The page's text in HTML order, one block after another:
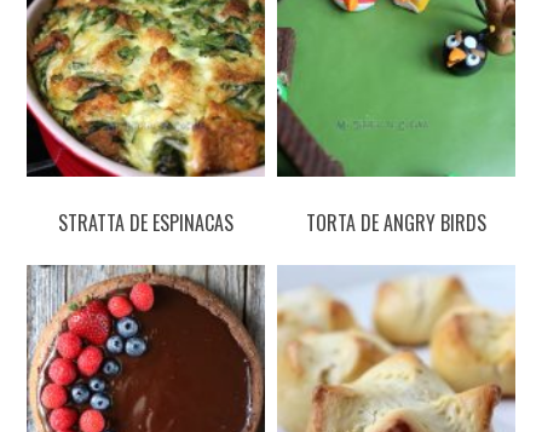
STRATTA DE ESPINACAS TORTA DE ANGRY BIRDS